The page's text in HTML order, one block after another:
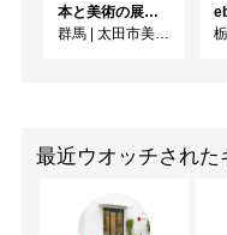
本と美術の展覧会vol.6 なぞる。
群馬 | 太田市美術館・図書館
最近ウオッチされた